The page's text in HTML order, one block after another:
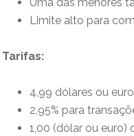
Limite alto para
Tarifas:
4,99 dólares ou
2,95% para
1,00 (dólar ou euro)